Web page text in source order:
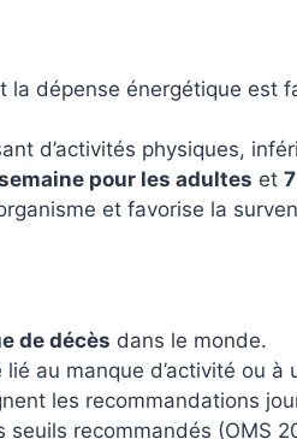
dépense énergétique est
d’activités physiques,
pour les adultes et
et favorise la
de décès dans le monde.
au manque d’activité ou à
les recommandations
seuils recommandés (OMS